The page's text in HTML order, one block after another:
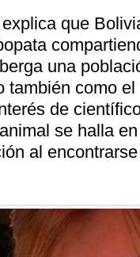
que
una
como el
de
se halla
al